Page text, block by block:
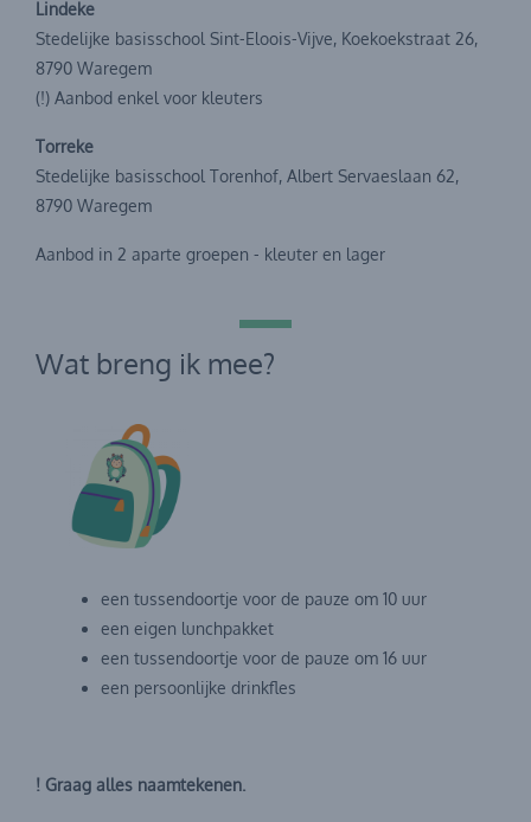
Lindeke
Stedelijke basisschool Sint-Eloois-Vijve, Koekoekstraat 26,
8790 Waregem
(!) Aanbod enkel voor kleuters
Torreke
Stedelijke basisschool Torenhof, Albert Servaeslaan 62,
8790 Waregem
Aanbod in 2 aparte groepen - kleuter en lager
Wat breng ik mee?
een tussendoortje voor de pauze om 10 uur
een eigen lunchpakket
een tussendoortje voor de pauze om 16 uur
een persoonlijke drinkfles
! Graag alles naamtekenen.